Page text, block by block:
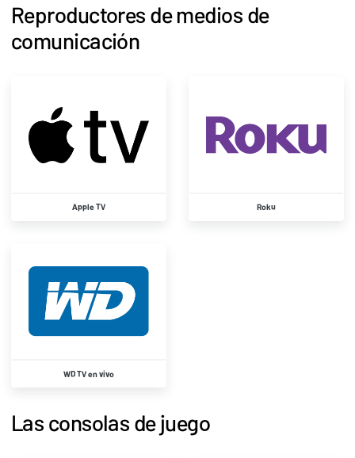
Reproductores de medios de
comunicación
Apple TV Roku
WD TV en vivo
Las consolas de juego